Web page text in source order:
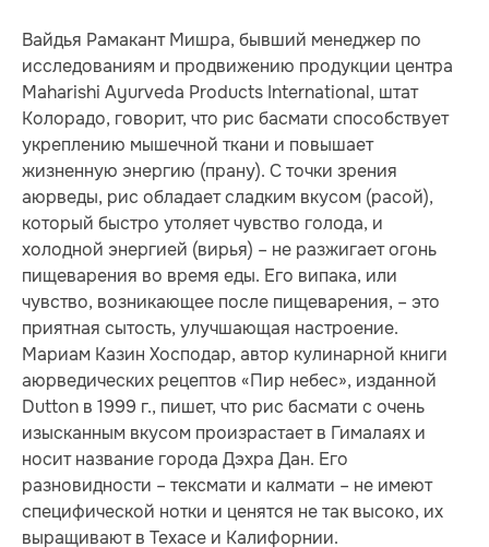
Вайдья Рамакант Мишра, бывший менеджер по
исследованиям и продвижению продукции центра
Maharishi Ayurveda Products International, штат
Колорадо, говорит, что рис басмати способствует
укреплению мышечной ткани и повышает
жизненную энергию (прану). С точки зрения
аюрведы, рис обладает сладким вкусом (расой),
который быстро утоляет чувство голода, и
холодной энергией (вирья) – не разжигает огонь
пищеварения во время еды. Его випака, или
чувство, возникающее после пищеварения, – это
приятная сытость, улучшающая настроение.
Мариам Казин Хосподар, автор кулинарной книги
аюрведических рецептов «Пир небес», изданной
Dutton в 1999 г., пишет, что рис басмати с очень
изысканным вкусом произрастает в Гималаях и
носит название города Дэхра Дан. Его
разновидности – тексмати и калмати – не имеют
специфической нотки и ценятся не так высоко, их
выращивают в Техасе и Калифорнии.